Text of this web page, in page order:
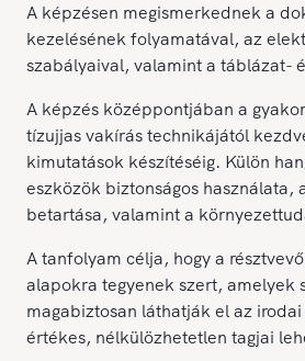
A képzésen megismerkednek a
kezelésének folyamatával, az
szabályaival, valamint a táblázat-
A képzés középpontjában a
tízujjas vakírás technikájától
kimutatások készítéséig. Külön
eszközök biztonságos használata,
betartása, valamint a
A tanfolyam célja, hogy a
alapokra tegyenek szert, amelyek
magabiztosan láthatják el az
értékes, nélkülözhetetlen tagjai